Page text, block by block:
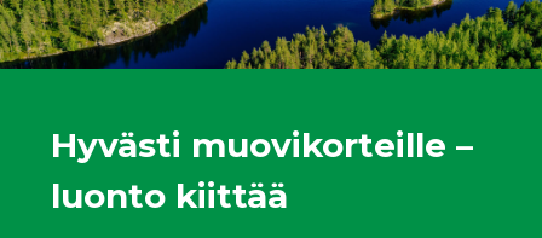
Hyvästi muovikorteille –
luonto kiittää